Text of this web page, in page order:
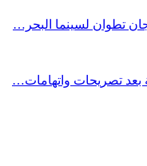
بعد تصريحات واتهامات…